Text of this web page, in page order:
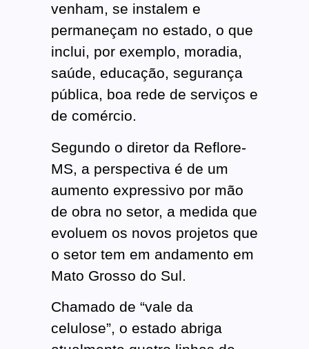
venham, se instalem e
permaneçam no estado, o que
inclui, por exemplo, moradia,
saúde, educação, segurança
pública, boa rede de serviços e
de comércio.
Segundo o diretor da Reflore-
MS, a perspectiva é de um
aumento expressivo por mão
de obra no setor, a medida que
evoluem os novos projetos que
o setor tem em andamento em
Mato Grosso do Sul.
Chamado de “vale da
celulose”, o estado abriga